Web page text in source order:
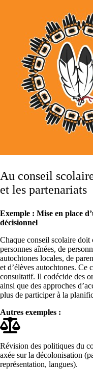
Au conseil
et les partenariats
Exemple : Mise en place
décisionnel
Chaque conseil scolaire doit
personnes aînées, de
autochtones locales, de
et d’élèves autochtones. Ce
consultatif. Il codécide des
ainsi que des approches
plus de participer à la
Autres exemples :
Révision des politiques du
axée sur la décolonisation
représentation, langues).